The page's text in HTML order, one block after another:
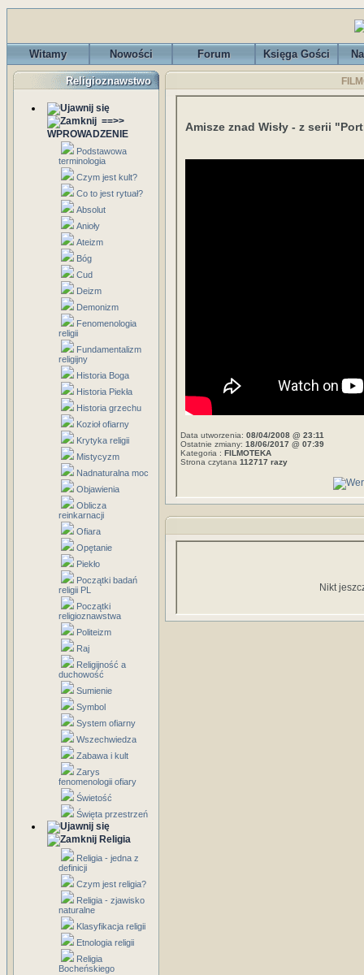
Witamy Nowości Forum Księga Gości
Religioznawstwo
==>>
WPROWADZENIE
Podstawowa
terminologia
Czym jest kult?
Co to jest rytuał?
Absolut
Anioły
Ateizm
Bóg
Cud
Deizm
Demonizm
Fenomenologia
religii
Fundamentalizm
religijny
Historia Boga
Historia Piekła
Historia grzechu
Kozioł ofiarny
Krytyka religii
Mistycyzm
Nadnaturalna moc
Objawienia
Oblicza
reinkarnacji
Ofiara
Opętanie
Piekło
Początki badań
religii PL
Początki
religioznawstwa
Politeizm
Raj
Religijność a
duchowość
Sumienie
Symbol
System ofiarny
Wszechwiedza
Zabawa i kult
Zarys
fenomenologii ofiary
Świetość
Święta przestrzeń
Religia
Religia - jedna z
definicji
Czym jest religia?
Religia - zjawisko
naturalne
Klasyfikacja religii
Etnologia religii
Religia
Bocheńskiego
Amisze znad Wisły - z serii
Data utworzenia: 08/04/2008 @ 23:11
Ostatnie zmiany: 18/06/2017 @ 07:39
Kategoria : FILMOTEKA
Strona czytana 112717 razy
Nikt